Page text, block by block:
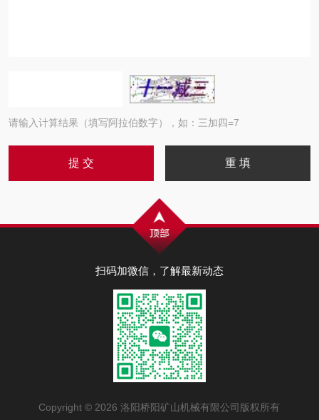
请输入计算结果（填写阿拉伯数字），如：三加四=7
扫码加微信，了解最新动态
Copyright © 2026 洛阳桥阳矿山机械有限公司版权所有